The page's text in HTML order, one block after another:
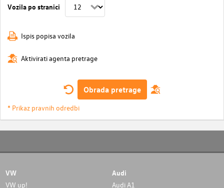
Vozila po stranici
Ispis popisa vozila
Aktivirati agenta pretrage
Obrada pretrage
* Prikaz pravnih odredbi
VW
VW up!
Audi
Audi A1